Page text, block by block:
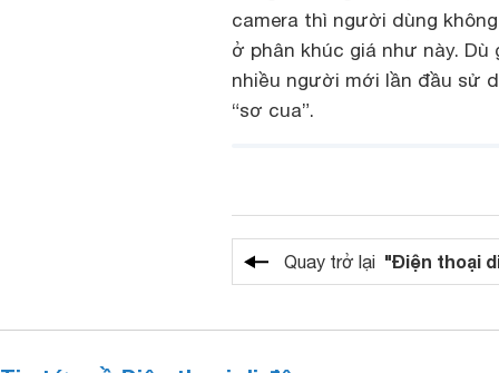
camera thì người dùng
ở phân khúc giá như này.
nhiều người mới lần đầu sử
“sơ cua”.
Quay trở lại "Điện thoại